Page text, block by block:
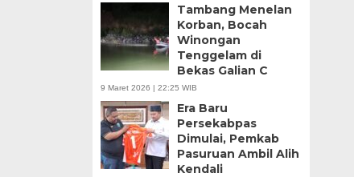
Tambang Menelan
Korban, Bocah
Winongan
Tenggelam di
Bekas Galian C
9 Maret 2026 | 22:25 WIB
Era Baru
Persekabpas
Dimulai, Pemkab
Pasuruan Ambil Alih
Kendali